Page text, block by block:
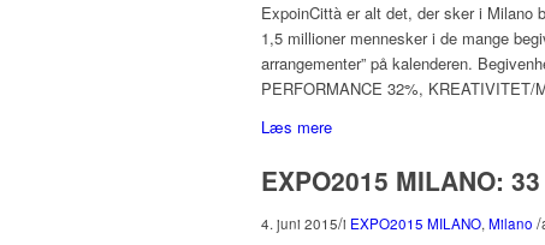
ExpoinCittà er alt det, der sker i Milano
1,5 millioner mennesker i de mange
arrangementer” på kalenderen.
PERFORMANCE 32%,
Læs mere
EXPO2015 MILANO:
4. juni 2015/i EXPO2015 MILANO,Milano /